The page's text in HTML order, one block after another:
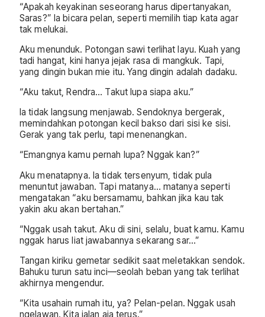
“Apakah keyakinan seseorang harus dipertanyakan,
Saras?” Ia bicara pelan, seperti memilih tiap kata agar
tak melukai.
Aku menunduk. Potongan sawi terlihat layu. Kuah yang
tadi hangat, kini hanya jejak rasa di mangkuk. Tapi,
yang dingin bukan mie itu. Yang dingin adalah dadaku.
“Aku takut, Rendra… Takut lupa siapa aku.”
Ia tidak langsung menjawab. Sendoknya bergerak,
memindahkan potongan kecil bakso dari sisi ke sisi.
Gerak yang tak perlu, tapi menenangkan.
“Emangnya kamu pernah lupa? Nggak kan?”
Aku menatapnya. Ia tidak tersenyum, tidak pula
menuntut jawaban. Tapi matanya… matanya seperti
mengatakan “aku bersamamu, bahkan jika kau tak
yakin aku akan bertahan.”
“Nggak usah takut. Aku di sini, selalu, buat kamu. Kamu
nggak harus liat jawabannya sekarang sar…”
Tangan kiriku gemetar sedikit saat meletakkan sendok.
Bahuku turun satu inci—seolah beban yang tak terlihat
akhirnya mengendur.
“Kita usahain rumah itu, ya? Pelan-pelan. Nggak usah
ngelawan. Kita jalan aja terus.”